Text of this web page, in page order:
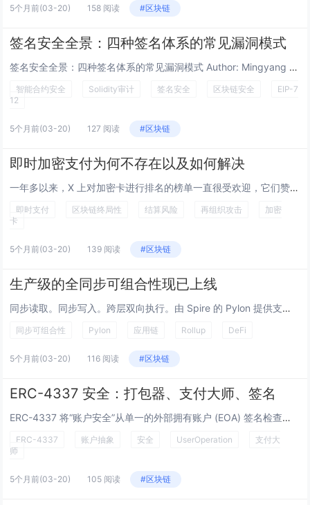
5个月前(03-20) 158 阅读 #区块链
签名安全全景：四种签名体系的常见漏洞模式
签名安全全景：四种签名体系的常见漏洞模式 Author: Mingyang Fan (@SymmaTe) Published: 2026-03 签名是区块链安全的核心机制——它证明"这个操作经过了授权"。但在审计中我反复看...
智能合约安全 Solidity审计 签名安全 区块链安全
EIP-7
12
5个月前(03-20) 127 阅读 #区块链
即时加密支付为何不存在以及如何解决
一年多以来，X 上对加密卡进行排名的榜单一直很受欢迎，它们赞扬了最佳选择，并批评了其余的。然而，大多数用户仍然没有意识到在使用这些卡支付时所面临的真实风险，或者是否存在任何风险。 除了明显的隐私缺失之外，我们多年来一直在加密钱包中修复一个...
即时支付 区块链终局性 结算风险 再组织攻击
加密
卡
5个月前(03-20) 139 阅读 #区块链
生产级的全同步可组合性现已上线
同步读取。同步写入。跨层双向执行。由 Spire 的 Pylon 提供支持。 Pylon 带来的完全同步可组合性 今天我们宣布 Pylon 上的同步写入功能已正式上线。通过此新增功能，Pylon 现在支持完全同步可组合性——这是以太...
同步可组合性 Pylon 应用链 Rollup DeFi
5个月前(03-20) 116 阅读 #区块链
ERC-4337 安全：打包器、支付大师、签名
ERC-4337 将“账户安全”从单一的外部拥有账户 (EOA) 签名检查，根本性地转变为一个分布式系统，该系统包含智能账户代码、链上 EntryPoint 和链下基础设施。 虽然这带来了巨大的灵活性（自定义身份验证、Gas 赞助、交...
ERC-4337 账户抽象 安全 UserOperation
支付大
师
5个月前(03-20) 105 阅读 #区块链